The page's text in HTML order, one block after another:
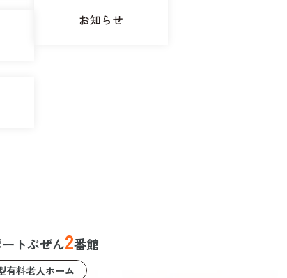
お知らせ
トぶぜん2番館
有料老人ホーム